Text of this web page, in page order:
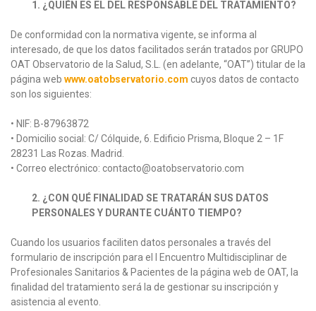
1. ¿QUIÉN ES EL DEL RESPONSABLE DEL TRATAMIENTO?
De conformidad con la normativa vigente, se informa al
interesado, de que los datos facilitados serán tratados por GRUPO
OAT Observatorio de la Salud, S.L. (en adelante, “OAT”) titular de la
página web www.oatobservatorio.com cuyos datos de contacto
son los siguientes:
• NIF: B-87963872
• Domicilio social: C/ Cólquide, 6. Edificio Prisma, Bloque 2 – 1F
28231 Las Rozas. Madrid.
• Correo electrónico: contacto@oatobservatorio.com
2. ¿CON QUÉ FINALIDAD SE TRATARÁN SUS DATOS
PERSONALES Y DURANTE CUÁNTO TIEMPO?
Cuando los usuarios faciliten datos personales a través del
formulario de inscripción para el I Encuentro Multidisciplinar de
Profesionales Sanitarios & Pacientes de la página web de OAT, la
finalidad del tratamiento será la de gestionar su inscripción y
asistencia al evento.